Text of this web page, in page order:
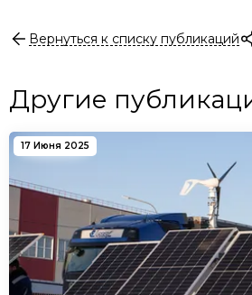
Вернуться к списку публикаций
Другие
17 Июня 2025